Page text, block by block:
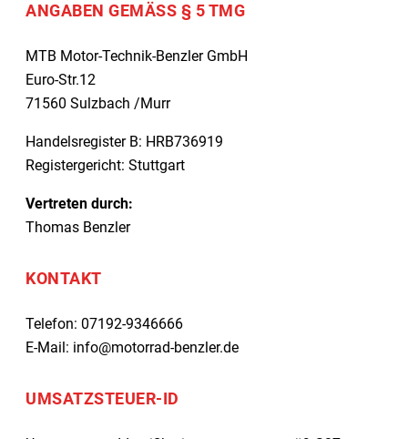
ANGABEN GEMÄSS § 5 TMG
MTB Motor-Technik-Benzler GmbH
Euro-Str.12
71560 Sulzbach /Murr
Handelsregister B: HRB736919
Registergericht: Stuttgart
Vertreten durch:
Thomas Benzler
KONTAKT
Telefon: 07192-9346666
E-Mail: info@motorrad-benzler.de
UMSATZSTEUER-ID